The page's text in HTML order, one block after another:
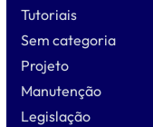
Tutoriais
Sem categoria
Projeto
Manutenção
Legislação